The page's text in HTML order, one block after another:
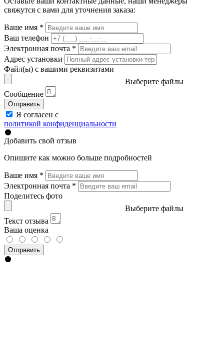
свяжутся с вами для уточнения заказа:
Ваше имя *
Ваш телефон
Электронная почта *
Адрес установки
Файл(ы) с вашими реквизитами
Выберите файлы
Сообщение
Отправить
Я согласен с
политикой конфиденциальности
Добавить свой отзыв
Опишите как можно больше подробностей
Ваше имя *
Электронная почта *
Поделитесь фото
Выберите файлы
Текст отзыва
Ваша оценка
Отправить